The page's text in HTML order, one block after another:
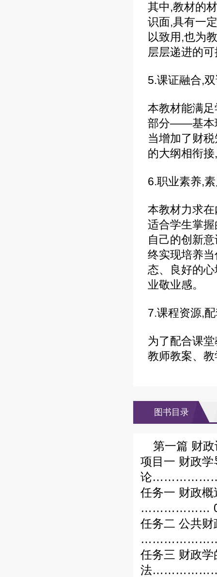
其中,教材的
识面,具有一
以致用,也为
层层递进的
5.课证融合,
本教材能满
部分——基本
当增加了财
的大纲相衔
6.职业素养,
本教材力求
适合学生掌
自己的创新
终实现培养
态、良好的
业敬业感。
7.课程资源,
为了配合课
教师教案、
图书目录
第一篇 财
项目一 财政学
论
任务一
………………
任务二 公共
任务三 财政
法